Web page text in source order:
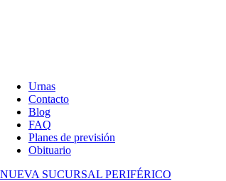
Urnas
Contacto
Blog
FAQ
Planes de previsión
Obituario
NUEVA SUCURSAL PERIFÉRICO